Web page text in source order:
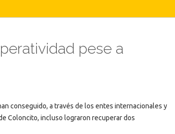
pese a
conseguido, a través de los entes internacionales y
Coloncito, incluso lograron recuperar dos